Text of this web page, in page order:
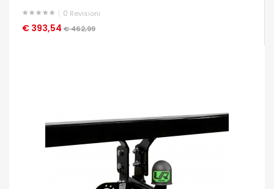
0 Revisioni
€ 393,54 € 462,99
OCCHIATA VELOCE